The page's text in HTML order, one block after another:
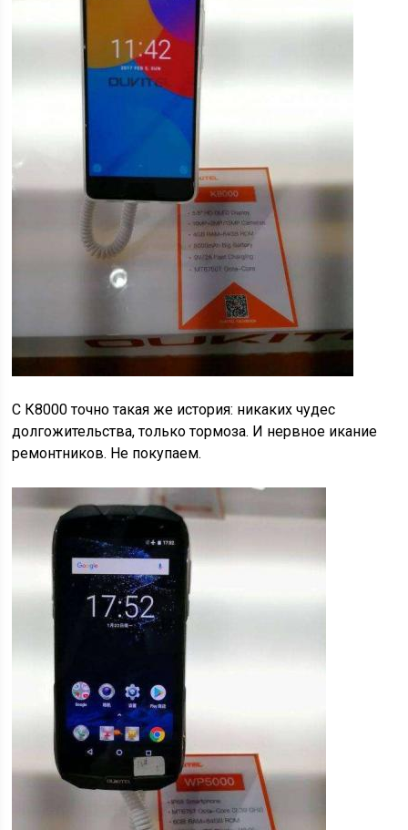
С К8000 точно такая же история: никаких чудес
долгожительства, только тормоза. И нервное икание
ремонтников. Не покупаем.